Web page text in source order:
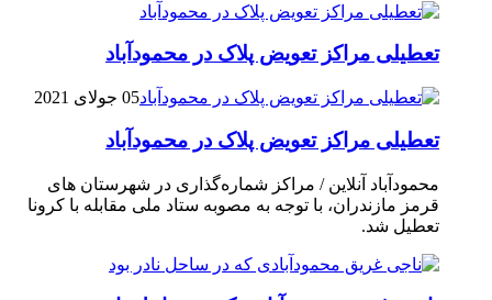
تعطیلی مراکز تعویض پلاک در محمودآباد
05 جولای 2021
تعطیلی مراکز تعویض پلاک در محمودآباد
محمودآباد آنلاین / مراکز شماره‌گذاری در شهر‌ستان های
قرمز مازندران، با توجه به مصوبه ستاد ملی مقابله با کرونا
تعطیل شد.